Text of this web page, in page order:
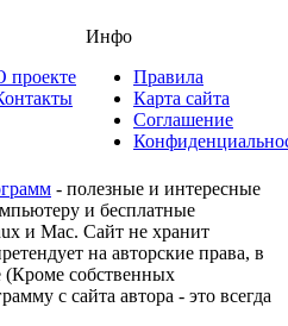
проекте
Инфо
Правила
Карта сайта
Соглашение
- полезные и интересные
и бесплатные
и Mac. Сайт не хранит
на авторские права, в
(Кроме собственных
с сайта автора - это всегда